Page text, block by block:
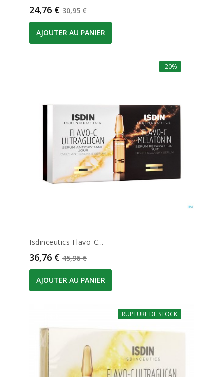
Prix
24,76 € Prix de base
30,95 €
AJOUTER AU PANIER
-20%
Isdinceutics Flavo-C...
Prix
36,76 € Prix de base
45,96 €
AJOUTER AU PANIER
-20%
RUPTURE DE STOCK